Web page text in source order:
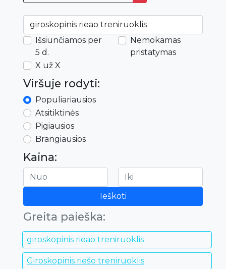
Išsiunčiamos per
5 d.
Nemokamas
pristatymas
X už X
Viršuje rodyti:
Populiariausios
Atsitiktinės
Pigiausios
Brangiausios
Kaina:
Ieškoti
Greita paieška:
giroskopinis rieao treniruoklis
Giroskopinis riešo treniruoklis